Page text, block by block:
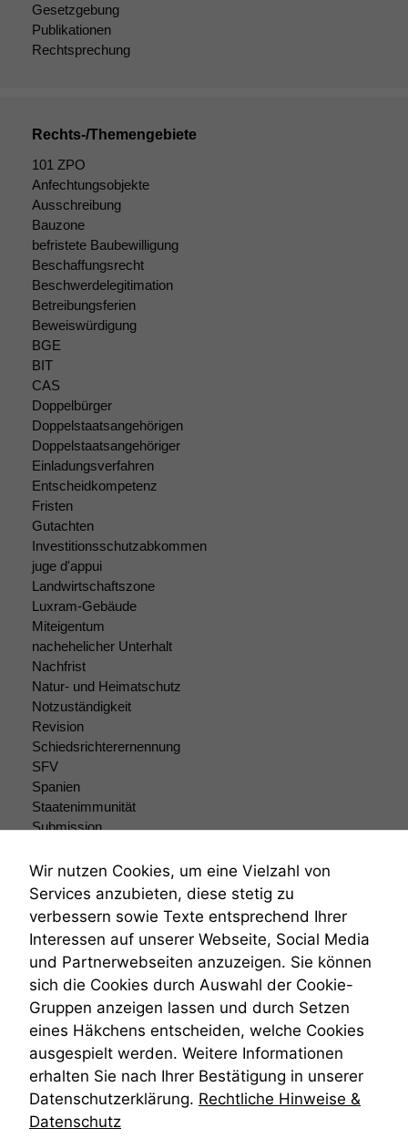
Gesetzgebung
Publikationen
Rechtsprechung
Rechts-/Themengebiete
101 ZPO
Anfechtungsobjekte
Ausschreibung
Bauzone
befristete Baubewilligung
Beschaffungsrecht
Beschwerdelegitimation
Betreibungsferien
Beweiswürdigung
BGE
BIT
CAS
Doppelbürger
Doppelstaatsangehörigen
Doppelstaatsangehöriger
Einladungsverfahren
Entscheidkompetenz
Fristen
Gutachten
Investitionsschutzabkommen
juge d'appui
Landwirtschaftszone
Luxram-Gebäude
Miteigentum
nachehelicher Unterhalt
Nachfrist
Natur- und Heimatschutz
Notzuständigkeit
Revision
Schiedsrichterernennung
SFV
Spanien
Staatenimmunität
Submission
Teilungsklage
Venezuela
VRK
Wiederherstellungsanordnung
Zivilprozessordnung
ZPO
Zustellfiktion
Zuständigkeit
Öffentliches Personalrecht
Öffentlichkeitsprinzip
Wir nutzen Cookies, um eine Vielzahl von
Services anzubieten, diese stetig zu
verbessern sowie Texte entsprechend Ihrer
Interessen auf unserer Webseite, Social Media
und Partnerwebseiten anzuzeigen. Sie können
sich die Cookies durch Auswahl der Cookie-
Gruppen anzeigen lassen und durch Setzen
eines Häkchens entscheiden, welche Cookies
ausgespielt werden. Weitere Informationen
erhalten Sie nach Ihrer Bestätigung in unserer
Datenschutzerklärung. Rechtliche Hinweise &
Datenschutz
zu 100%
funktionieren.
Marketing
Wir speichern
anonyme Daten ab,
um interne
marketingtechnische
Auswertungen
durchführen zu
können. Diese helfen
uns, unsere Website
zu verbessern.